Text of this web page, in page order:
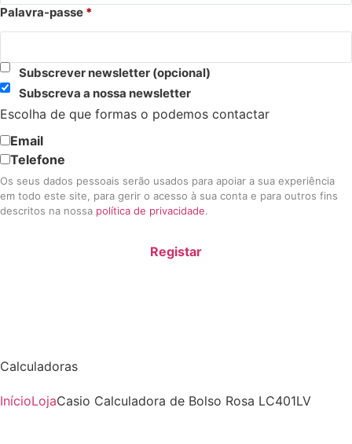
Palavra-passe *
Subscrever newsletter (opcional)
Subscreva a nossa newsletter
Escolha de que formas o podemos contactar
Email
Telefone
Os seus dados pessoais serão usados para apoiar a sua experiência
em todo este site, para gerir o acesso à sua conta e para outros fins
descritos na nossa política de privacidade.
Registar
Calculadoras
InícioLojaCasio Calculadora de Bolso Rosa LC401LV